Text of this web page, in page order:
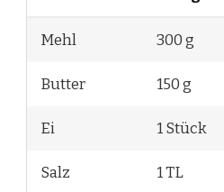
Mehl 300 g
Butter 150 g
Ei 1 Stück
Salz 1 TL